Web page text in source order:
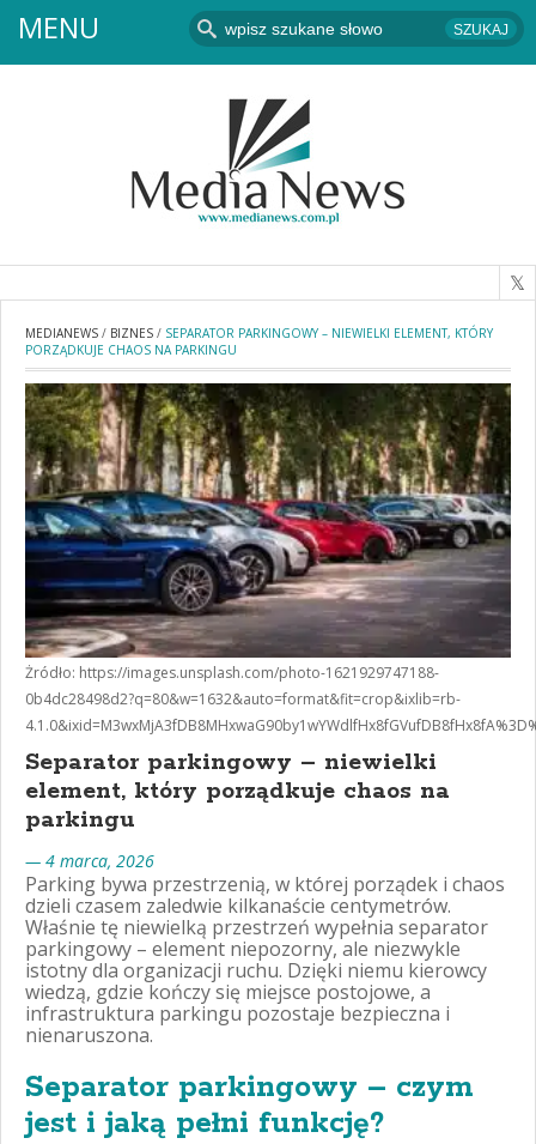
MENU
MEDIANEWS / BIZNES / SEPARATOR PARKINGOWY – NIEWIELKI ELEMENT, KTÓRY
PORZĄDKUJE CHAOS NA PARKINGU
Żródło: https://images.unsplash.com/photo-1621929747188-
0b4dc28498d2?q=80&w=1632&auto=format&fit=crop&ixlib=rb-
Separator parkingowy – niewielki
element, który porządkuje chaos na
parkingu
— 4 marca, 2026
Parking bywa przestrzenią, w której porządek i chaos
dzieli czasem zaledwie kilkanaście centymetrów.
Właśnie tę niewielką przestrzeń wypełnia separator
parkingowy – element niepozorny, ale niezwykle
istotny dla organizacji ruchu. Dzięki niemu kierowcy
wiedzą, gdzie kończy się miejsce postojowe, a
infrastruktura parkingu pozostaje bezpieczna i
nienaruszona.
Separator parkingowy – czym
jest i jaką pełni funkcję?